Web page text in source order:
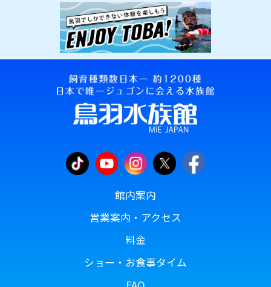
館内案内
営業案内・アクセス
料金
ショー・お食事タイム